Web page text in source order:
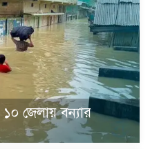
১০ জেলায় বন্যার